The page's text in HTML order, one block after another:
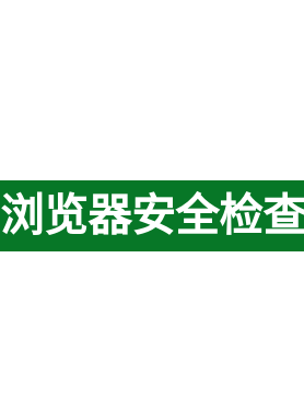
浏览器安全检